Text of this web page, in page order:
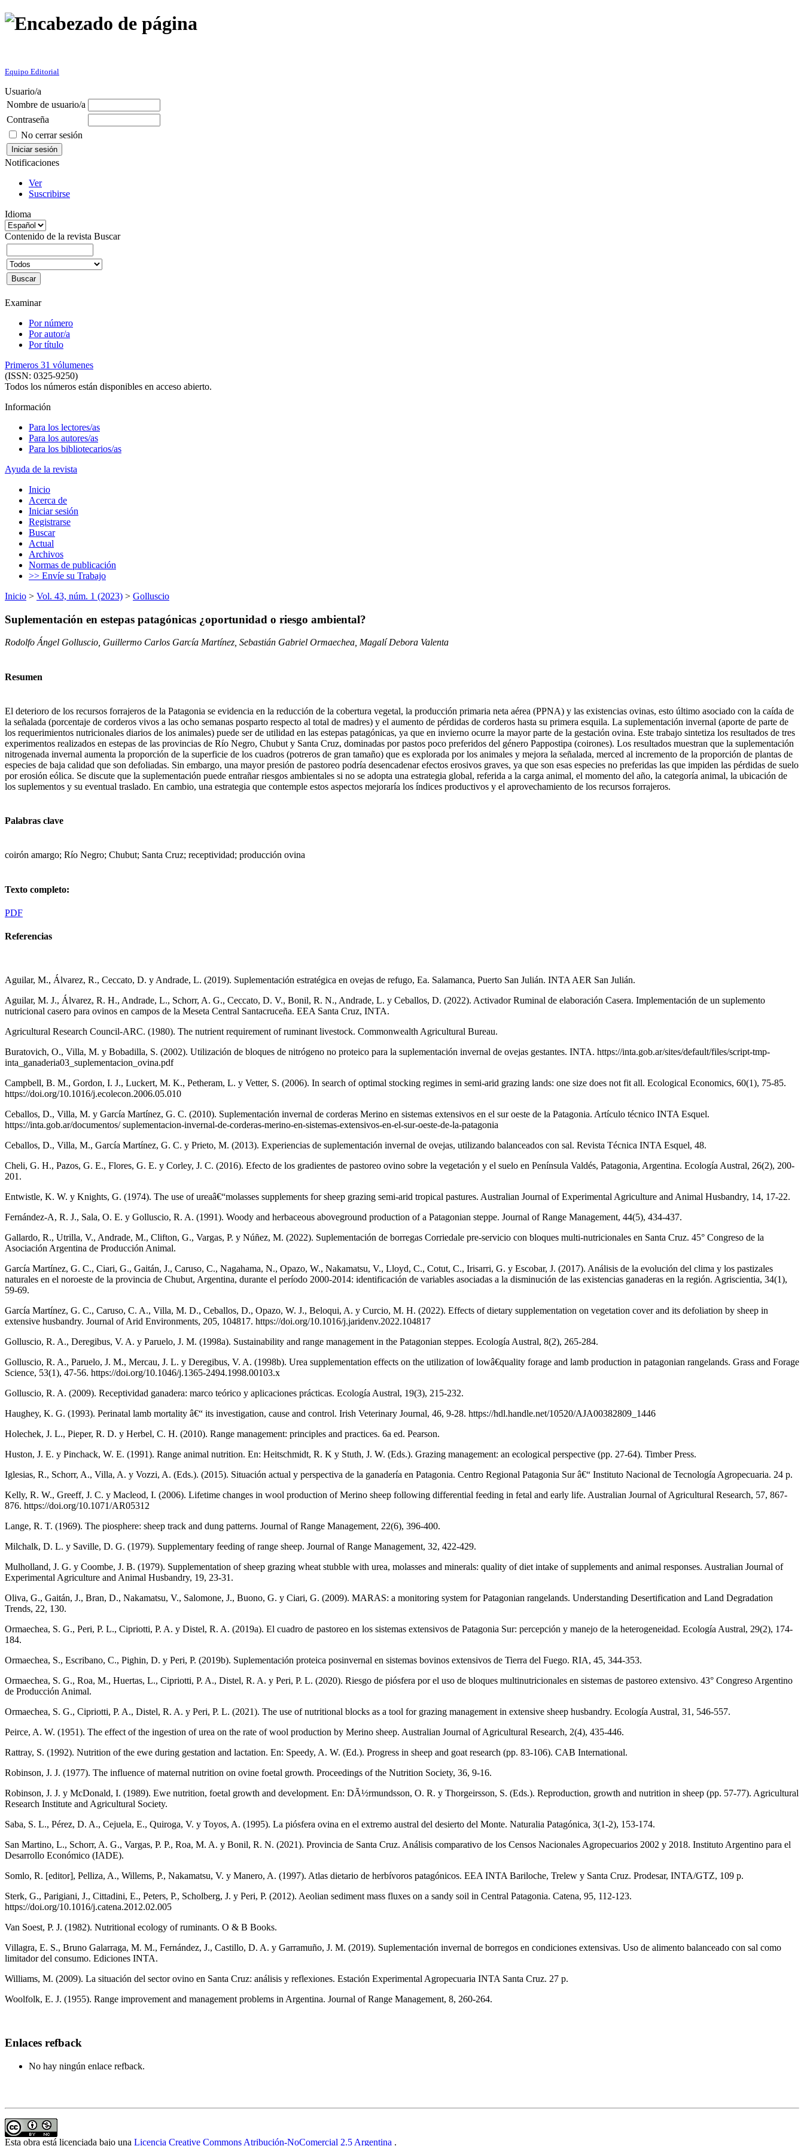
Equipo Editorial
Usuario/a
Nombre de usuario/a
Contraseña
No cerrar sesión
Notificaciones
Ver
Suscribirse
Idioma
Contenido de la revista Buscar
Examinar
Por número
Por autor/a
Por título
Primeros 31 vólumenes
(ISSN: 0325-9250)
Todos los números están disponibles en acceso abierto.
Información
Para los lectores/as
Para los autores/as
Para los bibliotecarios/as
Ayuda de la revista
Inicio
Acerca de
Iniciar sesión
Registrarse
Buscar
Actual
Archivos
Normas de publicación
>> Envíe su Trabajo
Inicio > Vol. 43, núm. 1 (2023) > Golluscio
Suplementación en estepas patagónicas ¿oportunidad o riesgo ambiental?
Rodolfo Ángel Golluscio, Guillermo Carlos García Martínez, Sebastián Gabriel Ormaechea, Magalí Debora Valenta
Resumen
El deterioro de los recursos forrajeros de la Patagonia se evidencia en la reducción de la cobertura vegetal, la producción primaria neta aérea (PPNA) y las existencias ovinas, esto último asociado con la caída de
la señalada (porcentaje de corderos vivos a las ocho semanas posparto respecto al total de madres) y el aumento de pérdidas de corderos hasta su primera esquila. La suplementación invernal (aporte de parte de
los requerimientos nutricionales diarios de los animales) puede ser de utilidad en las estepas patagónicas, ya que en invierno ocurre la mayor parte de la gestación ovina. Este trabajo sintetiza los resultados de tres
experimentos realizados en estepas de las provincias de Río Negro, Chubut y Santa Cruz, dominadas por pastos poco preferidos del género Pappostipa (coirones). Los resultados muestran que la suplementación
nitrogenada invernal aumenta la proporción de la superficie de los cuadros (potreros de gran tamaño) que es explorada por los animales y mejora la señalada, merced al incremento de la proporción de plantas de
especies de baja calidad que son defoliadas. Sin embargo, una mayor presión de pastoreo podría desencadenar efectos erosivos graves, ya que son esas especies no preferidas las que impiden las pérdidas de suelo
por erosión eólica. Se discute que la suplementación puede entrañar riesgos ambientales si no se adopta una estrategia global, referida a la carga animal, el momento del año, la categoría animal, la ubicación de
los suplementos y su eventual traslado. En cambio, una estrategia que contemple estos aspectos mejoraría los índices productivos y el aprovechamiento de los recursos forrajeros.
Palabras clave
coirón amargo; Río Negro; Chubut; Santa Cruz; receptividad; producción ovina
Texto completo:
PDF
Referencias
Aguilar, M., Álvarez, R., Ceccato, D. y Andrade, L. (2019). Suplementación estratégica en ovejas de refugo, Ea. Salamanca, Puerto San Julián. INTA AER San Julián.
Aguilar, M. J., Álvarez, R. H., Andrade, L., Schorr, A. G., Ceccato, D. V., Bonil, R. N., Andrade, L. y Ceballos, D. (2022). Activador Ruminal de elaboración Casera. Implementación de un suplemento
nutricional casero para ovinos en campos de la Meseta Central Santacruceña. EEA Santa Cruz, INTA.
Agricultural Research Council-ARC. (1980). The nutrient requirement of ruminant livestock. Commonwealth Agricultural Bureau.
Buratovich, O., Villa, M. y Bobadilla, S. (2002). Utilización de bloques de nitrógeno no proteico para la suplementación invernal de ovejas gestantes. INTA. https://inta.gob.ar/sites/default/files/script-tmp-
inta_ganaderia03_suplementacion_ovina.pdf
Campbell, B. M., Gordon, I. J., Luckert, M. K., Petheram, L. y Vetter, S. (2006). In search of optimal stocking regimes in semi-arid grazing lands: one size does not fit all. Ecological Economics, 60(1), 75-85.
https://doi.org/10.1016/j.ecolecon.2006.05.010
Ceballos, D., Villa, M. y García Martínez, G. C. (2010). Suplementación invernal de corderas Merino en sistemas extensivos en el sur oeste de la Patagonia. Artículo técnico INTA Esquel.
https://inta.gob.ar/documentos/ suplementacion-invernal-de-corderas-merino-en-sistemas-extensivos-en-el-sur-oeste-de-la-patagonia
Ceballos, D., Villa, M., García Martínez, G. C. y Prieto, M. (2013). Experiencias de suplementación invernal de ovejas, utilizando balanceados con sal. Revista Técnica INTA Esquel, 48.
Cheli, G. H., Pazos, G. E., Flores, G. E. y Corley, J. C. (2016). Efecto de los gradientes de pastoreo ovino sobre la vegetación y el suelo en Península Valdés, Patagonia, Argentina. Ecología Austral, 26(2), 200-
201.
Entwistle, K. W. y Knights, G. (1974). The use of ureaâ€“molasses supplements for sheep grazing semi-arid tropical pastures. Australian Journal of Experimental Agriculture and Animal Husbandry, 14, 17-22.
Fernández-A, R. J., Sala, O. E. y Golluscio, R. A. (1991). Woody and herbaceous aboveground production of a Patagonian steppe. Journal of Range Management, 44(5), 434-437.
Gallardo, R., Utrilla, V., Andrade, M., Clifton, G., Vargas, P. y Núñez, M. (2022). Suplementación de borregas Corriedale pre-servicio con bloques multi-nutricionales en Santa Cruz. 45° Congreso de la
Asociación Argentina de Producción Animal.
García Martínez, G. C., Ciari, G., Gaitán, J., Caruso, C., Nagahama, N., Opazo, W., Nakamatsu, V., Lloyd, C., Cotut, C., Irisarri, G. y Escobar, J. (2017). Análisis de la evolución del clima y los pastizales
naturales en el noroeste de la provincia de Chubut, Argentina, durante el período 2000-2014: identificación de variables asociadas a la disminución de las existencias ganaderas en la región. Agriscientia, 34(1),
59-69.
García Martínez, G. C., Caruso, C. A., Villa, M. D., Ceballos, D., Opazo, W. J., Beloqui, A. y Curcio, M. H. (2022). Effects of dietary supplementation on vegetation cover and its defoliation by sheep in
extensive husbandry. Journal of Arid Environments, 205, 104817. https://doi.org/10.1016/j.jaridenv.2022.104817
Golluscio, R. A., Deregibus, V. A. y Paruelo, J. M. (1998a). Sustainability and range management in the Patagonian steppes. Ecología Austral, 8(2), 265-284.
Golluscio, R. A., Paruelo, J. M., Mercau, J. L. y Deregibus, V. A. (1998b). Urea supplementation effects on the utilization of lowâ€quality forage and lamb production in patagonian rangelands. Grass and Forage
Science, 53(1), 47-56. https://doi.org/10.1046/j.1365-2494.1998.00103.x
Golluscio, R. A. (2009). Receptividad ganadera: marco teórico y aplicaciones prácticas. Ecología Austral, 19(3), 215-232.
Haughey, K. G. (1993). Perinatal lamb mortality â€“ its investigation, cause and control. Irish Veterinary Journal, 46, 9-28. https://hdl.handle.net/10520/AJA00382809_1446
Holechek, J. L., Pieper, R. D. y Herbel, C. H. (2010). Range management: principles and practices. 6a ed. Pearson.
Huston, J. E. y Pinchack, W. E. (1991). Range animal nutrition. En: Heitschmidt, R. K y Stuth, J. W. (Eds.). Grazing management: an ecological perspective (pp. 27-64). Timber Press.
Iglesias, R., Schorr, A., Villa, A. y Vozzi, A. (Eds.). (2015). Situación actual y perspectiva de la ganadería en Patagonia. Centro Regional Patagonia Sur â€“ Instituto Nacional de Tecnología Agropecuaria. 24 p.
Kelly, R. W., Greeff, J. C. y Macleod, I. (2006). Lifetime changes in wool production of Merino sheep following differential feeding in fetal and early life. Australian Journal of Agricultural Research, 57, 867-
876. https://doi.org/10.1071/AR05312
Lange, R. T. (1969). The piosphere: sheep track and dung patterns. Journal of Range Management, 22(6), 396-400.
Milchalk, D. L. y Saville, D. G. (1979). Supplementary feeding of range sheep. Journal of Range Management, 32, 422-429.
Mulholland, J. G. y Coombe, J. B. (1979). Supplementation of sheep grazing wheat stubble with urea, molasses and minerals: quality of diet intake of supplements and animal responses. Australian Journal of
Experimental Agriculture and Animal Husbandry, 19, 23-31.
Oliva, G., Gaitán, J., Bran, D., Nakamatsu, V., Salomone, J., Buono, G. y Ciari, G. (2009). MARAS: a monitoring system for Patagonian rangelands. Understanding Desertification and Land Degradation
Trends, 22, 130.
Ormaechea, S. G., Peri, P. L., Cipriotti, P. A. y Distel, R. A. (2019a). El cuadro de pastoreo en los sistemas extensivos de Patagonia Sur: percepción y manejo de la heterogeneidad. Ecología Austral, 29(2), 174-
184.
Ormaechea, S., Escribano, C., Pighin, D. y Peri, P. (2019b). Suplementación proteica posinvernal en sistemas bovinos extensivos de Tierra del Fuego. RIA, 45, 344-353.
Ormaechea, S. G., Roa, M., Huertas, L., Cipriotti, P. A., Distel, R. A. y Peri, P. L. (2020). Riesgo de piósfera por el uso de bloques multinutricionales en sistemas de pastoreo extensivo. 43° Congreso Argentino
de Producción Animal.
Ormaechea, S. G., Cipriotti, P. A., Distel, R. A. y Peri, P. L. (2021). The use of nutritional blocks as a tool for grazing management in extensive sheep husbandry. Ecología Austral, 31, 546-557.
Peirce, A. W. (1951). The effect of the ingestion of urea on the rate of wool production by Merino sheep. Australian Journal of Agricultural Research, 2(4), 435-446.
Rattray, S. (1992). Nutrition of the ewe during gestation and lactation. En: Speedy, A. W. (Ed.). Progress in sheep and goat research (pp. 83-106). CAB International.
Robinson, J. J. (1977). The influence of maternal nutrition on ovine foetal growth. Proceedings of the Nutrition Society, 36, 9-16.
Robinson, J. J. y McDonald, I. (1989). Ewe nutrition, foetal growth and development. En: DÃ½rmundsson, O. R. y Thorgeirsson, S. (Eds.). Reproduction, growth and nutrition in sheep (pp. 57-77). Agricultural
Research Institute and Agricultural Society.
Saba, S. L., Pérez, D. A., Cejuela, E., Quiroga, V. y Toyos, A. (1995). La piósfera ovina en el extremo austral del desierto del Monte. Naturalia Patagónica, 3(1-2), 153-174.
San Martino, L., Schorr, A. G., Vargas, P. P., Roa, M. A. y Bonil, R. N. (2021). Provincia de Santa Cruz. Análisis comparativo de los Censos Nacionales Agropecuarios 2002 y 2018. Instituto Argentino para el
Desarrollo Económico (IADE).
Somlo, R. [editor], Pelliza, A., Willems, P., Nakamatsu, V. y Manero, A. (1997). Atlas dietario de herbívoros patagónicos. EEA INTA Bariloche, Trelew y Santa Cruz. Prodesar, INTA/GTZ, 109 p.
Sterk, G., Parigiani, J., Cittadini, E., Peters, P., Scholberg, J. y Peri, P. (2012). Aeolian sediment mass fluxes on a sandy soil in Central Patagonia. Catena, 95, 112-123.
https://doi.org/10.1016/j.catena.2012.02.005
Van Soest, P. J. (1982). Nutritional ecology of ruminants. O & B Books.
Villagra, E. S., Bruno Galarraga, M. M., Fernández, J., Castillo, D. A. y Garramuño, J. M. (2019). Suplementación invernal de borregos en condiciones extensivas. Uso de alimento balanceado con sal como
limitador del consumo. Ediciones INTA.
Williams, M. (2009). La situación del sector ovino en Santa Cruz: análisis y reflexiones. Estación Experimental Agropecuaria INTA Santa Cruz. 27 p.
Woolfolk, E. J. (1955). Range improvement and management problems in Argentina. Journal of Range Management, 8, 260-264.
Enlaces refback
No hay ningún enlace refback.
Esta obra está licenciada bajo una Licencia Creative Commons Atribución-NoComercial 2.5 Argentina .